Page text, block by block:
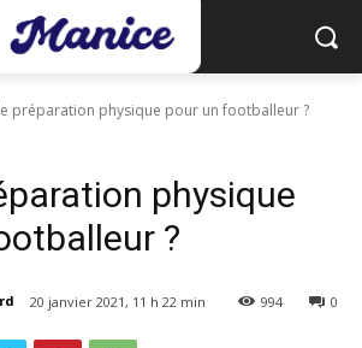
préparation physique pour un footballeur ?
physique
?
20 janvier 2021, 11 h 22 min 0
994